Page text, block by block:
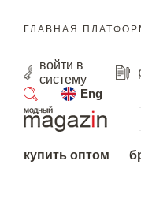
ГЛАВНАЯ
войти в
систему
Eng
поиск
купить оптом